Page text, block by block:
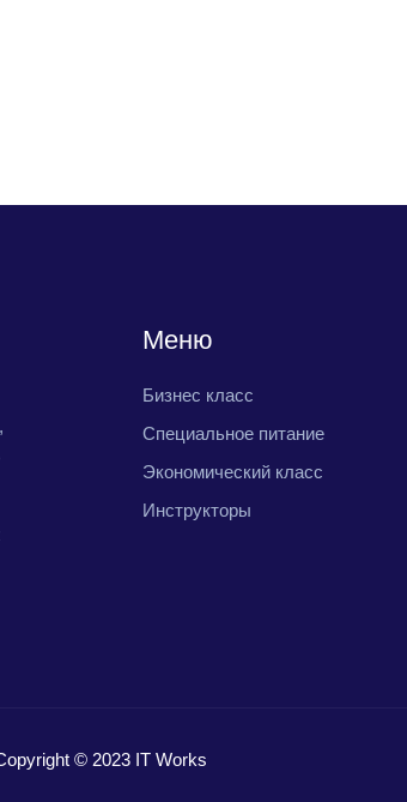
Меню
Бизнес класс
Специальное питание
Экономический класс
Инструкторы
© 2023 IT Works